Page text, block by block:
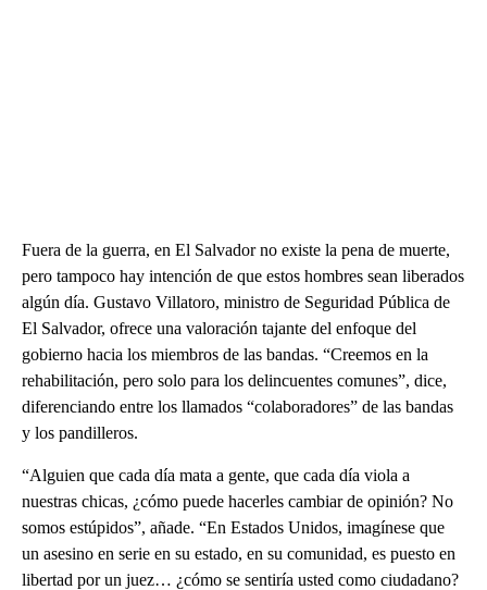
Fuera de la guerra, en El Salvador no existe la pena de muerte,
pero tampoco hay intención de que estos hombres sean liberados
algún día. Gustavo Villatoro, ministro de Seguridad Pública de
El Salvador, ofrece una valoración tajante del enfoque del
gobierno hacia los miembros de las bandas. “Creemos en la
rehabilitación, pero solo para los delincuentes comunes”, dice,
diferenciando entre los llamados “colaboradores” de las bandas
y los pandilleros.
“Alguien que cada día mata a gente, que cada día viola a
nuestras chicas, ¿cómo puede hacerles cambiar de opinión? No
somos estúpidos”, añade. “En Estados Unidos, imagínese que
un asesino en serie en su estado, en su comunidad, es puesto en
libertad por un juez… ¿cómo se sentiría usted como ciudadano?